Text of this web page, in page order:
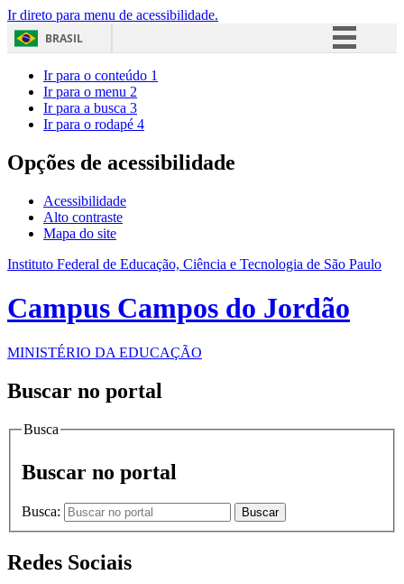
Ir direto para menu de acessibilidade.
BRASIL
Acesso à informação
Ir para o conteúdo 1
Ir para o menu 2
Ir para a busca 3
Ir para o rodapé 4
Opções de acessibilidade
Acessibilidade
Alto contraste
Mapa do site
Instituto Federal de Educação, Ciência e Tecnologia de São Paulo
Campus Campos do Jordão
MINISTÉRIO DA EDUCAÇÃO
Buscar no portal
Busca
Buscar no portal
Busca: Buscar
Redes Sociais